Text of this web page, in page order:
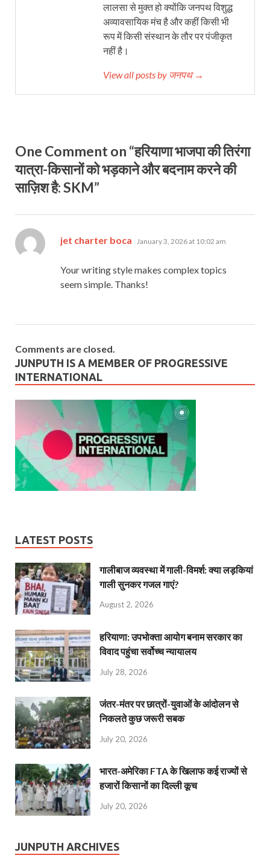
लालसा से मुक्त हो क्योंकि जनपथ विशुद्ध
अव्यावसायिक मंच है और कहीं किसी भी
रूप में किसी संस्थान के तौर पर पंजीकृत
नहीं है।
View all posts by जनपथ →
One Comment on “हरियाणा भाजपा की तिरंगा
यात्रा-किसानों को भड़काने और बदनाम करने की
साज़िश है: SKM”
jet charter boca says:
January 3, 2026 at 10:02 am
Your writing style makes complex topics
seem simple. Thanks!
Comments are closed.
JUNPUTH IS A MEMBER OF PROGRESSIVE
INTERNATIONAL
LATEST POSTS
गालीबाज व्‍यवस्‍था में गाली-विमर्श: क्या लड़कियां
गाली सुनकर गजल गाएं?
August 2, 2026
हरियाणा: उपभोक्ता आयोग बनाम सरकार का
विवाद पहुंचा सर्वोच्च न्यायालय
July 28, 2026
जंतर-मंतर पर छात्रों-युवाओं के आंदोलन से
निकलते कुछ जरूरी सबक
July 20, 2026
भारत-अमेरिका FTA के खिलाफ कई राज्यों से
हजारों किसानों का दिल्ली कूच
July 20, 2026
JUNPUTH ARCHIVES